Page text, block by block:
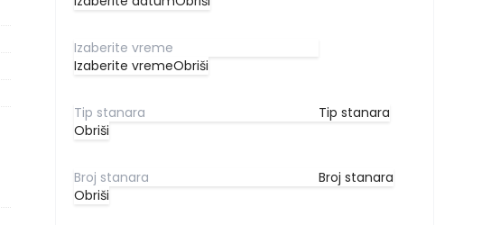
Izaberite vremeObriši
Tip stanara
Obriši
Broj stanara
Obriši